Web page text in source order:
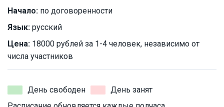
Начало: по договоренности
Язык: русский
Цена: 18000 рублей за 1-4 человек, независимо от
числа участников
День свободен
День занят